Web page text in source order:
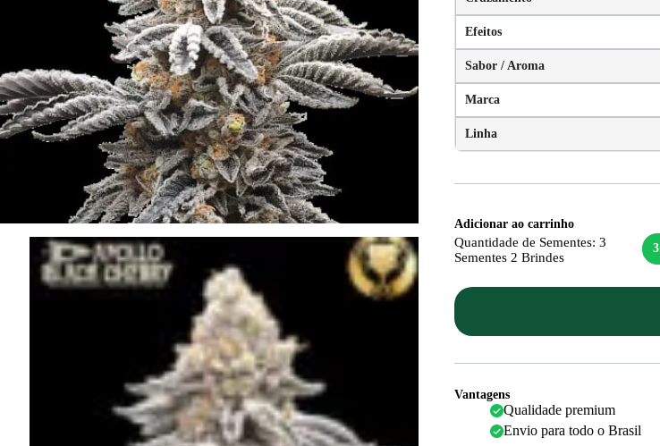
Efeitos
Sabor / Aroma
Marca
Linha
Adicionar ao carrinho
Quantidade de Sementes: 3
Sementes 2 Brindes
Vantagens
Qualidade premium
Envio para todo o Brasil